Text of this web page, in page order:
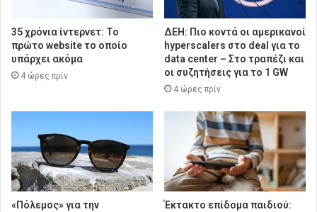
35 χρόνια ίντερνετ: Το
πρώτο website το οποίο
υπάρχει ακόμα
4 ώρες πρίν
ΔΕΗ: Πιο κοντά οι αμερικανοί
hyperscalers στο deal για το
data center – Στο τραπέζι και
οι συζητήσεις για το 1 GW
4 ώρες πρίν
«Πόλεμος» για την
Έκτακτο επίδομα παιδιού: